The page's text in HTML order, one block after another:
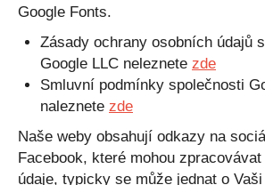
Google Fonts.
Zásady ochrany osobních údajů
Google LLC neleznete zde
Smluvní podmínky společnosti
naleznete zde
Naše weby obsahují odkazy na
Facebook, které mohou
údaje, typicky se může jednat o